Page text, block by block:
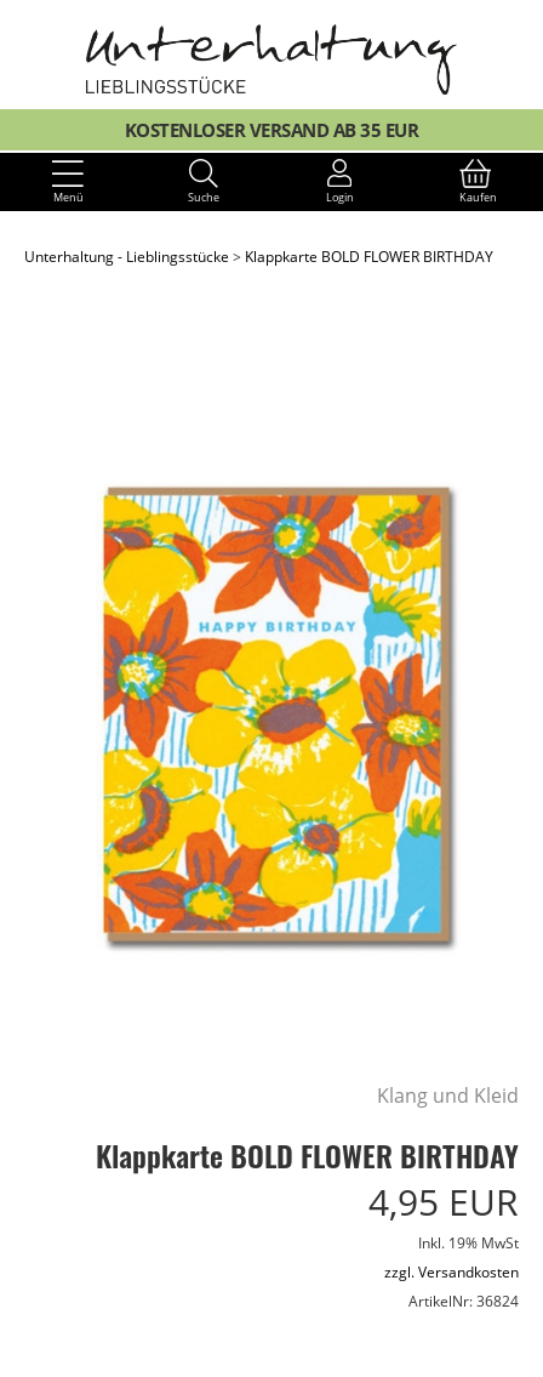
KOSTENLOSER VERSAND AB 35 EUR
Menü Suche Login Kaufen
Unterhaltung - Lieblingsstücke Klappkarte BOLD FLOWER BIRTHDAY
Klang und Kleid
Klappkarte BOLD FLOWER BIRTHDAY
4,95 EUR
Inkl. 19% MwSt
zzgl. Versandkosten
ArtikelNr: 36824